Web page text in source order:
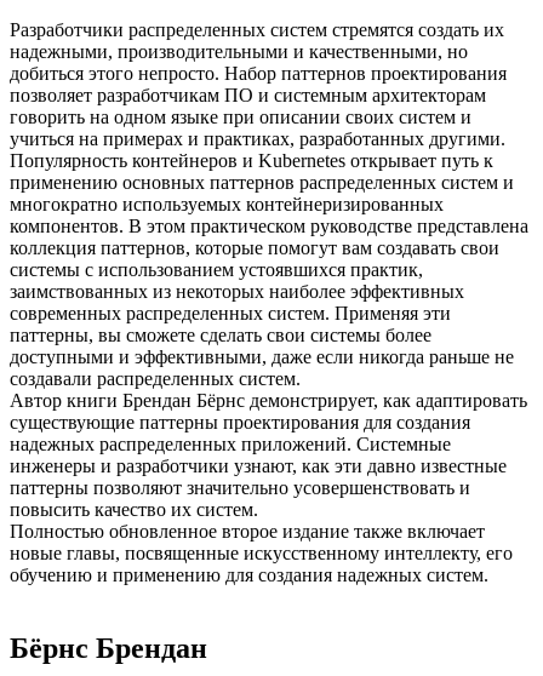
Разработчики распределенных систем стремятся создать их
надежными, производительными и качественными, но
добиться этого непросто. Набор паттернов проектирования
позволяет разработчикам ПО и системным архитекторам
говорить на одном языке при описании своих систем и
учиться на примерах и практиках, разработанных другими.
Популярность контейнеров и Kubernetes открывает путь к
применению основных паттернов распределенных систем и
многократно используемых контейнеризированных
компонентов. В этом практическом руководстве представлена
коллекция паттернов, которые помогут вам создавать свои
системы с использованием устоявшихся практик,
заимствованных из некоторых наиболее эффективных
современных распределенных систем. Применяя эти
паттерны, вы сможете сделать свои системы более
доступными и эффективными, даже если никогда раньше не
создавали распределенных систем.
Автор книги Брендан Бёрнс демонстрирует, как адаптировать
существующие паттерны проектирования для создания
надежных распределенных приложений. Системные
инженеры и разработчики узнают, как эти давно известные
паттерны позволяют значительно усовершенствовать и
повысить качество их систем.
Полностью обновленное второе издание также включает
новые главы, посвященные искусственному интеллекту, его
обучению и применению для создания надежных систем.
Бёрнс Брендан